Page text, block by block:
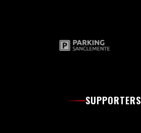
SUPPORTERS